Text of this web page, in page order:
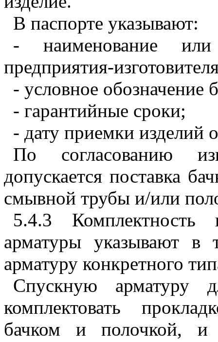
В паспорте указывают:
- наименование
предприятия-
- условное обозначение
- гарантийные сроки;
- дату приемки изделий
По согласованию
допускается поставка
смывной трубы и/или
5.4.3 Комплектность
арматуры указывают в
арматуру конкретного
Спускную арматуру
комплектовать
бачком и полочкой, и